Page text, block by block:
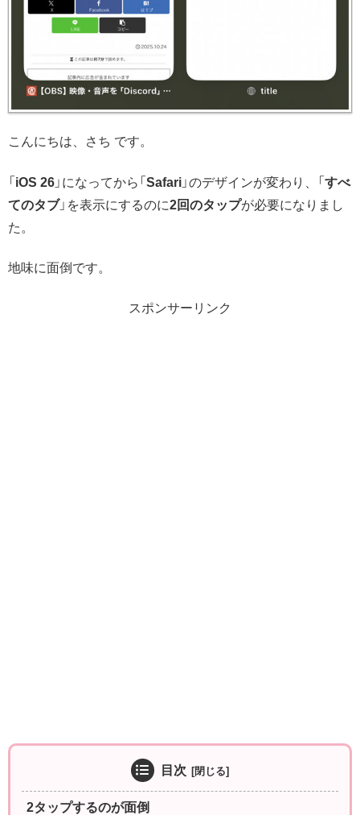
こんにちは、さち です。
「 iOS 26 」になってから「 Safari 」のデザインが変わり、「 すべ
てのタブ」を表示にするのに2回のタップが必要になりまし
た。
地味に面倒です。
スポンサーリンク
目次
2タップするのが面倒